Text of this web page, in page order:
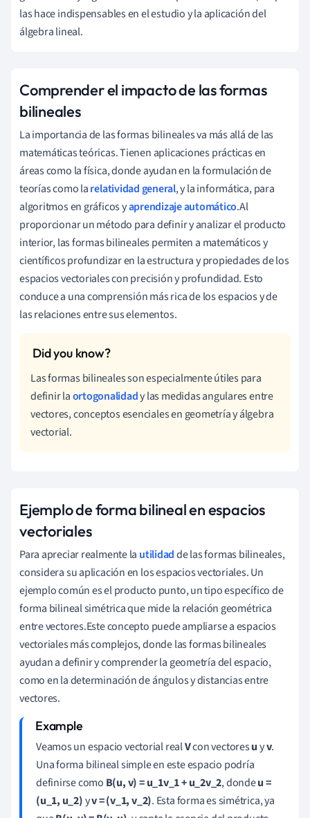
las hace indispensables en el estudio y la aplicación del
álgebra lineal.
Comprender el impacto de las formas
bilineales
La importancia de las formas bilineales va más allá de las
matemáticas teóricas. Tienen aplicaciones prácticas en
áreas como la física, donde ayudan en la formulación de
teorías como larelatividad general, y la informática, para
algoritmos en gráficos yaprendizaje automático.Al
proporcionar un método para definir y analizar el producto
interior, las formas bilineales permiten a matemáticos y
científicos profundizar en la estructura y propiedades de los
espacios vectoriales con precisión y profundidad. Esto
conduce a una comprensión más rica de los espacios y de
las relaciones entre sus elementos.
Las formas bilineales son especialmente útiles para
definir laortogonalidady las medidas angulares entre
vectores, conceptos esenciales en geometría y álgebra
vectorial.
Ejemplo de forma bilineal en espacios
vectoriales
Para apreciar realmente la utilidadde las formas bilineales,
considera su aplicación en los espacios vectoriales. Un
ejemplo común es el producto punto, un tipo específico de
forma bilineal simétrica que mide la relación geométrica
entre vectores.Este concepto puede ampliarse a espacios
vectoriales más complejos, donde las formas bilineales
ayudan a definir y comprender la geometría del espacio,
como en la determinación de ángulos y distancias entre
vectores.
Veamos un espacio vectorial realVcon vectoresuyv.
Una forma bilineal simple en este espacio podría
definirse como B(u, v) = u_1v_1 + u_2v_2, dondeu =
(u_1, u_2)yv = (v_1, v_2). Esta forma es simétrica, ya